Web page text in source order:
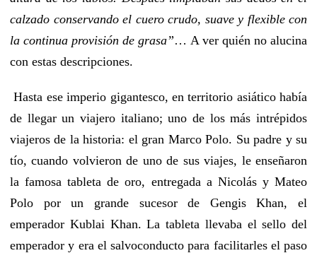
calzado conservando el cuero crudo, suave y flexible con
la continua provisión de grasa”… A ver quién no alucina
con estas descripciones.
Hasta ese imperio gigantesco, en territorio asiático había
de llegar un viajero italiano; uno de los más intrépidos
viajeros de la historia: el gran Marco Polo. Su padre y su
tío, cuando volvieron de uno de sus viajes, le enseñaron
la famosa tableta de oro, entregada a Nicolás y Mateo
Polo por un grande sucesor de Gengis Khan, el
emperador Kublai Khan. La tableta llevaba el sello del
emperador y era el salvoconducto para facilitarles el paso